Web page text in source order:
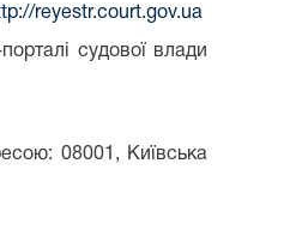
reyestr.court.gov.ua
судової влади
08001, Київська